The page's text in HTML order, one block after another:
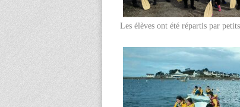
Les élèves ont été répartis par